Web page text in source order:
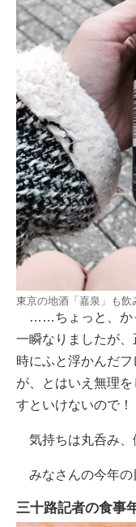
東京の地酒「嘉泉」も飲
……ちょっと、か
一瞬なりましたが
時にふと浮かんだ
が、とはいえ無理
すといけないので！
気持ちは丸呑み、
みなさんの今年の
三十路記者の食事